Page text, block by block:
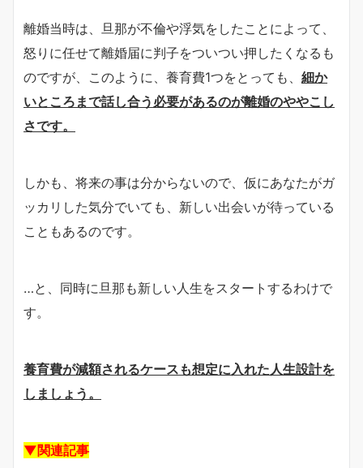
離婚当時は、旦那が不倫や浮気をしたことによって、
怒りに任せて離婚届に判子をついつい押したくなるも
のですが、このように、養育費1つをとっても、 細か
いところまで話し合う必要があるのが離婚のややこし
さです。
しかも、将来の事は分からないので、仮にあなたがガ
ッカリした気分でいても、新しい出会いが待っている
こともあるのです。
…と、同時に旦那も新しい人生をスタートするわけで
す。
養育費が減額されるケースも想定に入れた人生設計を
しましょう。
▼関連記事